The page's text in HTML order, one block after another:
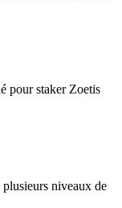
pour staker Zoetis
niveaux de